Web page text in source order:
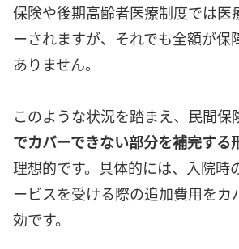
保険や後期高齢者医療制度では医
ーされますが、それでも全額が保
ありません。
このような状況を踏まえ、民間保
でカバーできない部分を補完する
理想的です。具体的には、入院時
ービスを受ける際の追加費用をカ
効です。